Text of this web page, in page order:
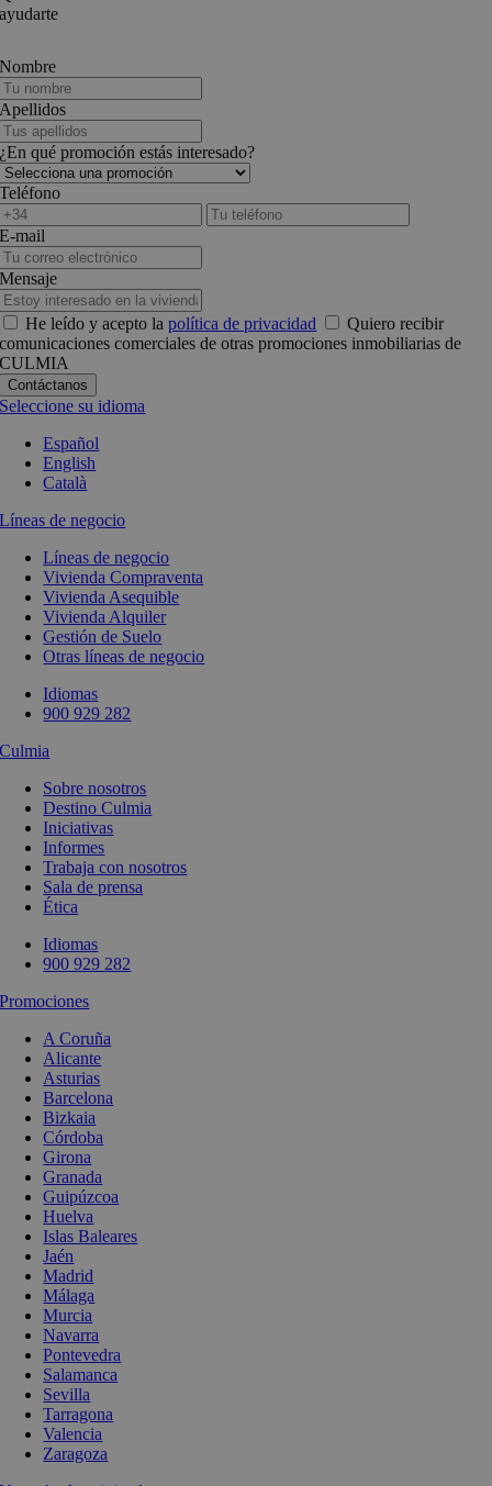
ayudarte
Nombre
Apellidos
¿En qué promoción estás interesado?
Teléfono
E-mail
Mensaje
He leído y acepto lapolítica de privacidad
Quiero recibir
comunicaciones comerciales de otras promociones inmobiliarias de
CULMIA
Seleccione su idioma
Español
English
Català
Líneas de negocio
Líneas de negocio
Vivienda Compraventa
Vivienda Asequible
Vivienda Alquiler
Gestión de Suelo
Otras líneas de negocio
Idiomas
900 929 282
Culmia
Sobre nosotros
Destino Culmia
Iniciativas
Informes
Trabaja con nosotros
Sala de prensa
Ética
Idiomas
900 929 282
Promociones
A Coruña
Alicante
Asturias
Barcelona
Bizkaia
Córdoba
Girona
Granada
Guipúzcoa
Huelva
Islas Baleares
Jaén
Madrid
Málaga
Murcia
Navarra
Pontevedra
Salamanca
Sevilla
Tarragona
Valencia
Zaragoza